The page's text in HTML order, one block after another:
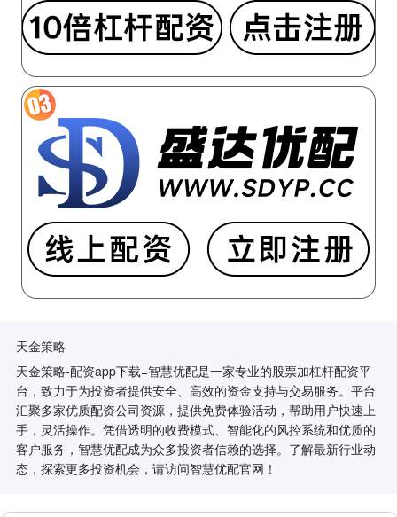
天金策略
天金策略-配资app下载=智慧优配是一家专业的股票加杠杆配资平
台，致力于为投资者提供安全、高效的资金支持与交易服务。平台
汇聚多家优质配资公司资源，提供免费体验活动，帮助用户快速上
手，灵活操作。凭借透明的收费模式、智能化的风控系统和优质的
客户服务，智慧优配成为众多投资者信赖的选择。了解最新行业动
态，探索更多投资机会，请访问智慧优配官网！